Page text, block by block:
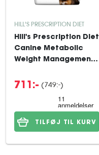
HILL'S PRESCRIPTION DIET
Hill's Prescription Diet
Canine Metabolic
Weight Management
711:- (749:-)
TILFØJ TIL KURV